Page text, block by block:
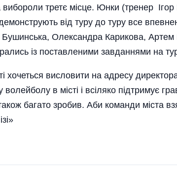
вибороли третє місце. Юнки (тренер
від туру до туру все
Бушинська, Олександра Карикова,
із поставленими завданнями на
хочеться висловити на адресу
волейболу в місті і всіляко підтримує
багато зробив. Аби команди міста